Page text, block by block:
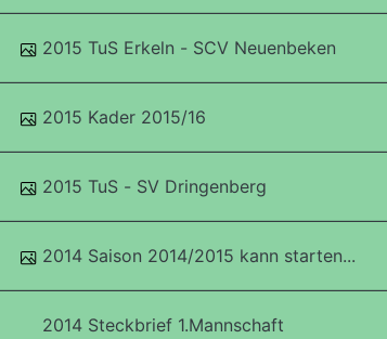
2015 TuS Erkeln - SCV Neuenbeken
2015 Kader 2015/16
2015 TuS - SV Dringenberg
2014 Saison 2014/2015 kann starten...
2014 Steckbrief 1.Mannschaft